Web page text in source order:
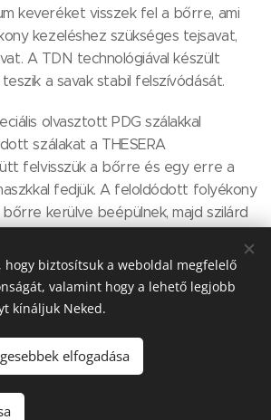
keveréket visszek fel a bőrre, ami
kezeléshez szükséges tejsavat,
A TDN technológiával készült
a savak stabil felszívódását.
olvasztott PDG szálakkal
szálakat a THESERA
felvisszük a bőrre és egy erre a
fedjük. A feloldódott folyékony
bőrre kerülve beépülnek, majd szilárd
nagyjából 80 perc.
hogy biztosítsuk a weboldal megfelelő
valamint hogy a lehető legjobb
kínáljuk Neked.
elfogadása